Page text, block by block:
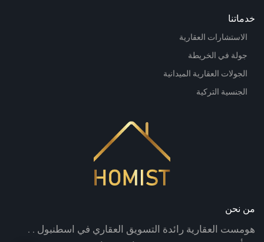
خدماتنا
الاستشارات العقارية
جولة في الخريطة
الجولات العقارية الميدانية
الجنسية التركية
من نحن
هومست العقارية رائدة التسويق العقاري في اسطنبول . .